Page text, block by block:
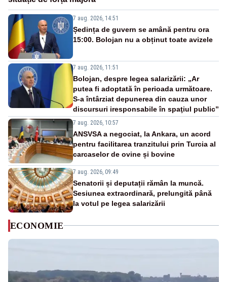
7 aug. 2026, 14:51
Ședința de guvern se amână pentru ora
15:00. Bolojan nu a obținut toate avizele
7 aug. 2026, 11:51
Bolojan, despre legea salarizării: „Ar
putea fi adoptată în perioada următoare.
S-a întârziat depunerea din cauza unor
discursuri iresponsabile în spaţiul public”
7 aug. 2026, 10:57
ANSVSA a negociat, la Ankara, un acord
pentru facilitarea tranzitului prin Turcia al
carcaselor de ovine și bovine
7 aug. 2026, 09:49
Senatorii și deputații rămân la muncă.
Sesiunea extraordinară, prelungită până
la votul pe legea salarizării
ECONOMIE